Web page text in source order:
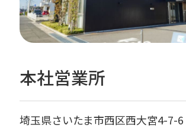
本社営業所
埼玉県さいたま市西区西大宮4-7-6